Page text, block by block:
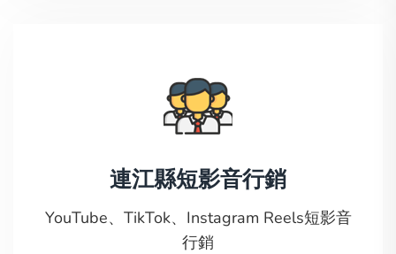
連江縣短影音行銷
YouTube、TikTok、Instagram Reels短影音
行銷